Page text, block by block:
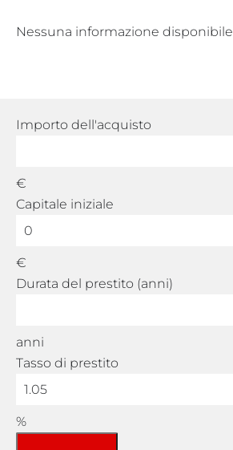
Nessuna informazione disponibile
Importo dell'acquisto
€
Capitale iniziale
€
Durata del prestito (anni)
anni
Tasso di prestito
%